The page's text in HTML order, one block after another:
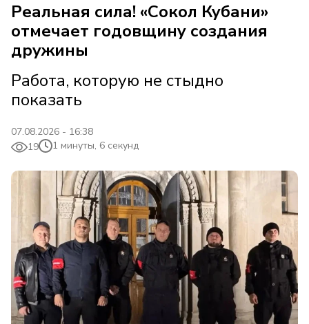
Реальная сила! «Сокол Кубани»
отмечает годовщину создания
дружины
Работа, которую не стыдно
показать
07.08.2026 - 16:38
19
1 минуты, 6 секунд